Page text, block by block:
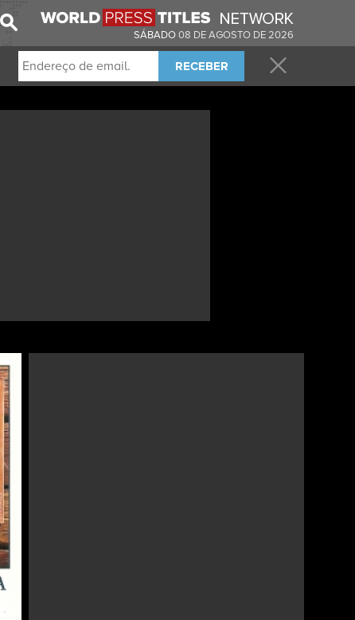
SÁBADO08 DE AGOSTO DE 2026
RECEBER